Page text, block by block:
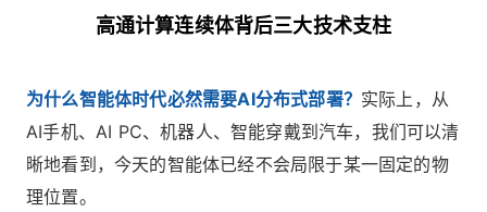
高通计算连续体背后三大技术支柱
为什么智能体时代必然需要AI分布式部署？ 实际上，从
AI手机、AI PC、机器人、智能穿戴到汽车，我们可以清
晰地看到，今天的智能体已经不会局限于某一固定的物
理位置。